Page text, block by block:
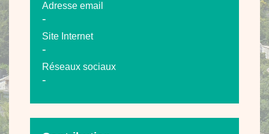
Adresse email
-
Site Internet
-
Réseaux sociaux
-